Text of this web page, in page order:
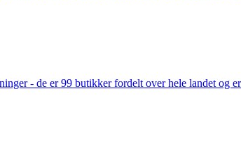
- de er 99 butikker fordelt over hele landet og